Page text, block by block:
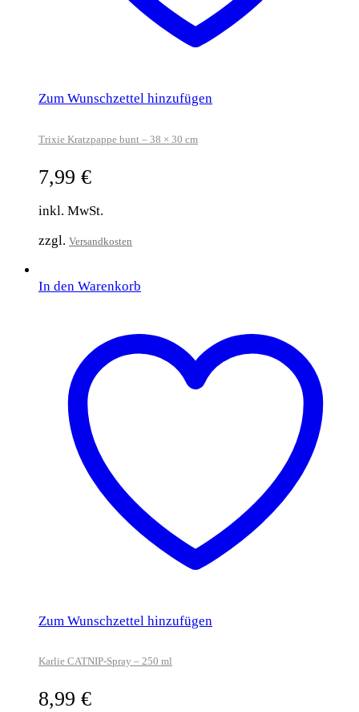
Zum Wunschzettel hinzufügen
Trixie Kratzpappe bunt – 38 × 30 cm
7,99 €
inkl. MwSt.
zzgl. Versandkosten
In den Warenkorb
Zum Wunschzettel hinzufügen
Karlie CATNIP-Spray – 250 ml
8,99 €